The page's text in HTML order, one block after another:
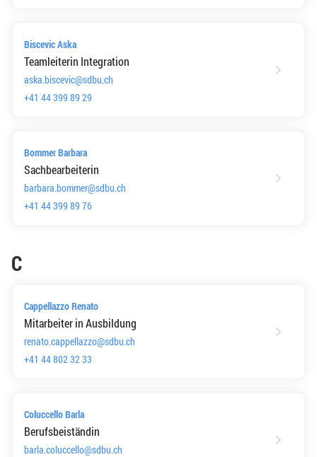
Biscevic Aska
Teamleiterin Integration
aska.biscevic@sdbu.ch
+41 44 399 89 29
Bommer Barbara
Sachbearbeiterin
barbara.bommer@sdbu.ch
+41 44 399 89 76
C
Cappellazzo Renato
Mitarbeiter in Ausbildung
renato.cappellazzo@sdbu.ch
+41 44 802 32 33
Coluccello Barla
Berufsbeiständin
barla.coluccello@sdbu.ch